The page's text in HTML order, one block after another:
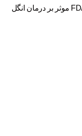
مناسب سگ های بالای ۶ ماه دارای تاییده FDA موثر بر درمان انگل